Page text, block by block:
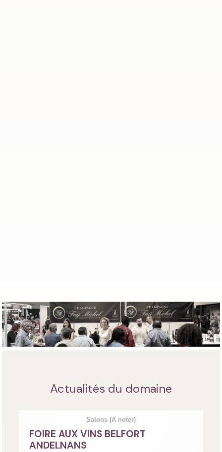
Actualités du domaine
Salons (A noter)
FOIRE AUX VINS BELFORT
ANDELNANS